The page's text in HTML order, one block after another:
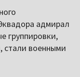
адмирал
группировки,
стали военными